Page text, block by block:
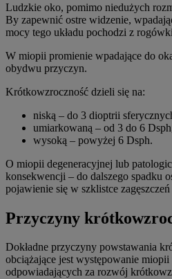
Ludzkie oko, pomimo niedużych
By zapewnić ostre widzenie,
mocy tego układu pochodzi z
W miopii promienie wpadające do
obydwu przyczyn.
Krótkowzroczność dzieli się na:
niską – do 3 dioptrii
umiarkowaną – od 3 do 6
wysoką – powyżej 6 Dsph.
O miopii degeneracyjnej lub
konsekwencji – do dalszego spadku
pojawienie się w szklistce
Przyczyny
Dokładne przyczyny powstawania
obciążające jest występowanie
odpowiadających za rozwój